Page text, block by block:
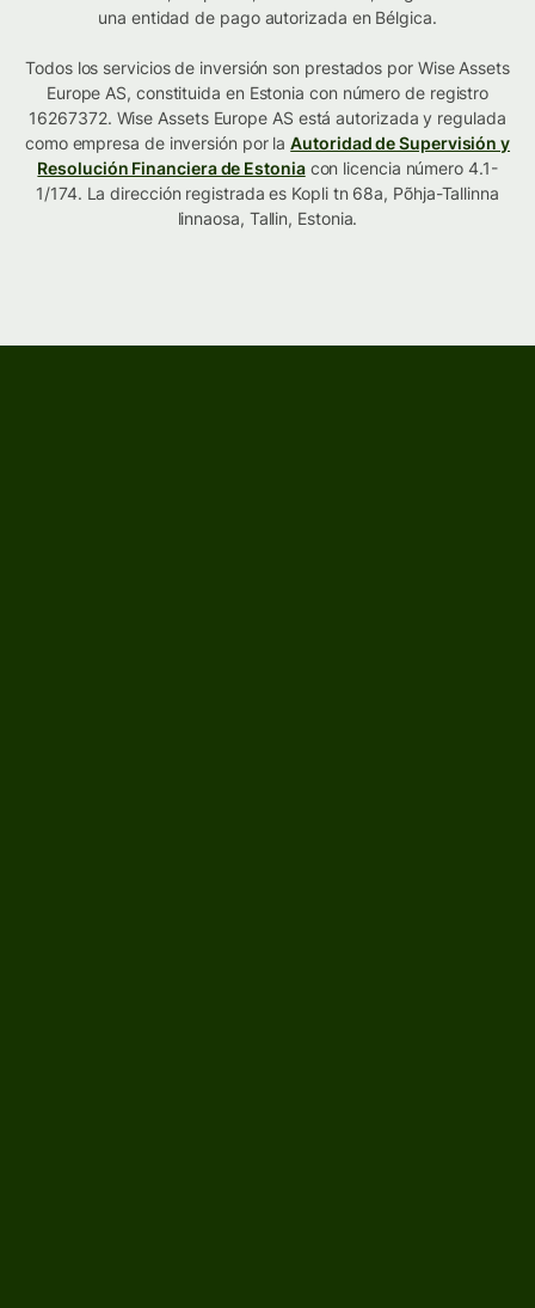
una entidad de pago autorizada en Bélgica.
Todos los servicios de inversión son prestados por Wise Assets
Europe AS, constituida en Estonia con número de registro
16267372. Wise Assets Europe AS está autorizada y regulada
como empresa de inversión por laAutoridad de Supervisión y
Resolución Financiera de Estoniacon licencia número 4.1-
1/174. La dirección registrada es Kopli tn 68a, Põhja-Tallinna
linnaosa, Tallin, Estonia.